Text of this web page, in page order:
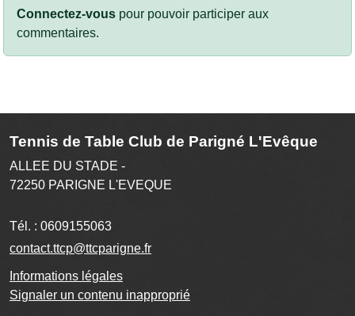
Connectez-vous pour pouvoir participer aux
commentaires.
Tennis de Table Club de Parigné L'Evêque
ALLEE DU STADE -
72250 PARIGNE L'EVEQUE
Tél. : 0609155063
contact.ttcp@ttcparigne.fr
Informations légales
Signaler un contenu inapproprié